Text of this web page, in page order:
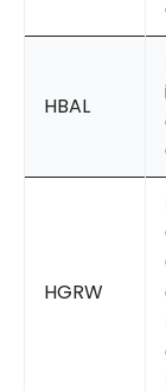
HBAL
HGRW